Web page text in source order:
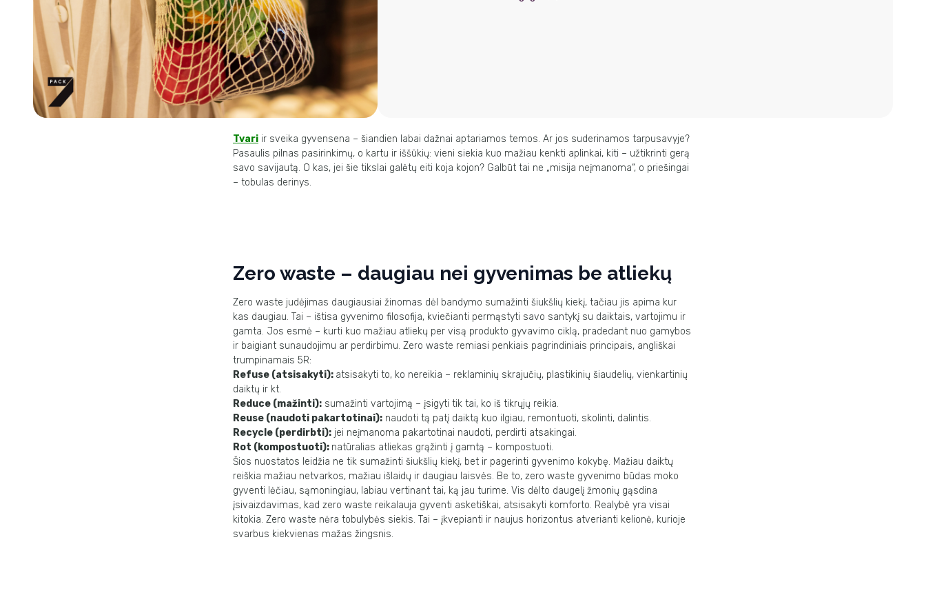
Tvari ir sveika gyvensena – šiandien labai dažnai aptariamos temos. Ar jos suderinamos tarpusavyje?
Pasaulis pilnas pasirinkimų, o kartu ir iššūkių: vieni siekia kuo mažiau kenkti aplinkai, kiti – užtikrinti gerą
savo savijautą. O kas, jei šie tikslai galėtų eiti koja kojon? Galbūt tai ne „misija neįmanoma“, o priešingai
– tobulas derinys.
Zero waste – daugiau nei gyvenimas be atliekų
Zero waste judėjimas daugiausiai žinomas dėl bandymo sumažinti šiukšlių kiekį, tačiau jis apima kur
kas daugiau. Tai – ištisa gyvenimo filosofija, kviečianti permąstyti savo santykį su daiktais, vartojimu ir
gamta. Jos esmė – kurti kuo mažiau atliekų per visą produkto gyvavimo ciklą, pradedant nuo gamybos
ir baigiant sunaudojimu ar perdirbimu. Zero waste remiasi penkiais pagrindiniais principais, angliškai
trumpinamais 5R:
Refuse (atsisakyti): atsisakyti to, ko nereikia – reklaminių skrajučių, plastikinių šiaudelių, vienkartinių
daiktų ir kt.
Reduce (mažinti): sumažinti vartojimą – įsigyti tik tai, ko iš tikrųjų reikia.
Reuse (naudoti pakartotinai): naudoti tą patį daiktą kuo ilgiau, remontuoti, skolinti, dalintis.
Recycle (perdirbti): jei neįmanoma pakartotinai naudoti, perdirti atsakingai.
Rot (kompostuoti): natūralias atliekas grąžinti į gamtą – kompostuoti.
Šios nuostatos leidžia ne tik sumažinti šiukšlių kiekį, bet ir pagerinti gyvenimo kokybę. Mažiau daiktų
reiškia mažiau netvarkos, mažiau išlaidų ir daugiau laisvės. Be to, zero waste gyvenimo būdas moko
gyventi lėčiau, sąmoningiau, labiau vertinant tai, ką jau turime. Vis dėlto daugelį žmonių gąsdina
įsivaizdavimas, kad zero waste reikalauja gyventi asketiškai, atsisakyti komforto. Realybė yra visai
kitokia. Zero waste nėra tobulybės siekis. Tai – įkvepianti ir naujus horizontus atverianti kelionė, kurioje
svarbus kiekvienas mažas žingsnis.